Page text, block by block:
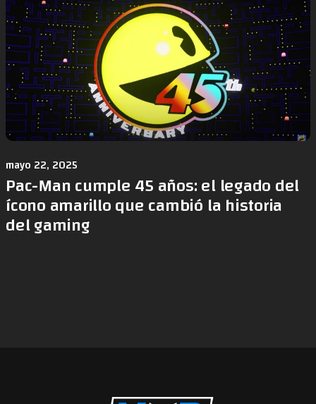
mayo 22, 2025
Pac-Man cumple 45 años: el legado del
ícono amarillo que cambió la historia
del gaming